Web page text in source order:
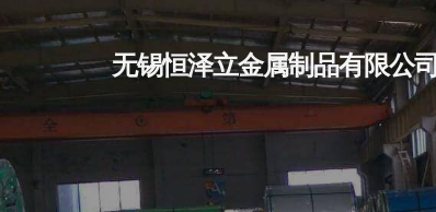
无锡恒泽立金属制品有限公司